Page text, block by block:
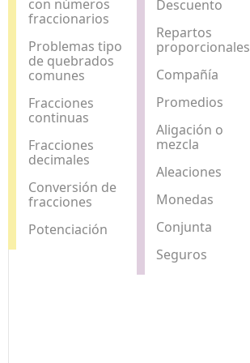
con números
fraccionarios
Problemas tipo
de quebrados
comunes
Fracciones
continuas
Fracciones
decimales
Conversión de
fracciones
Potenciación
Descuento
Repartos
proporcionales
Compañía
Promedios
Aligación o
mezcla
Aleaciones
Monedas
Conjunta
Seguros